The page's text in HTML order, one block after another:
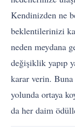
Kendinizden ne
beklentilerinizi
neden meydana
değişiklik yapıp
karar verin.
yolunda ortaya
da her daim